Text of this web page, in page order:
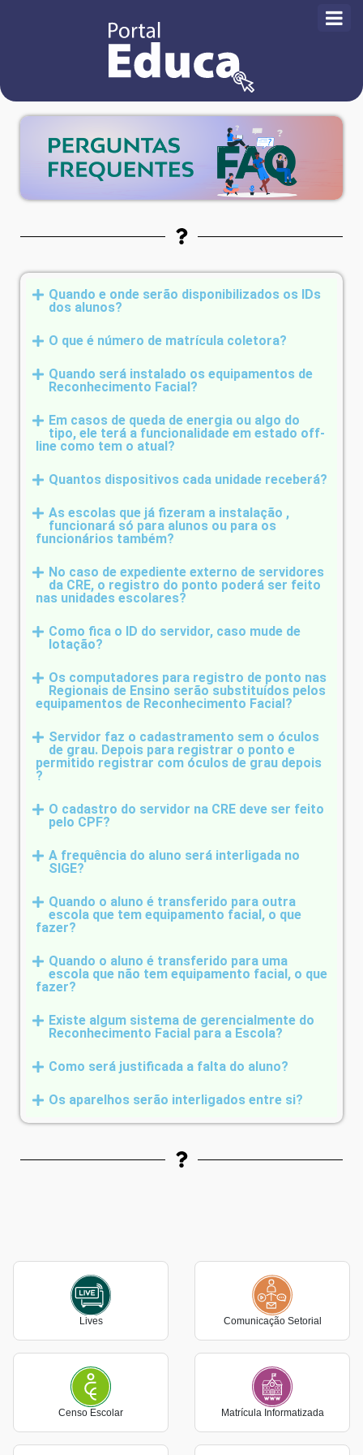
​Quando e onde serão disponibilizados os IDs
dos alunos?
O que é número de matrícula coletora?
Quando será instalado os equipamentos de
Reconhecimento Facial?
Em casos de queda de energia ou algo do
tipo, ele terá a funcionalidade em estado off-
line como tem o atual?
Quantos dispositivos cada unidade receberá?
As escolas que já fizeram a instalação ,
funcionará só para alunos ou para os
funcionários também?
No caso de expediente externo de servidores
da CRE, o registro do ponto poderá ser feito
nas unidades escolares?
Como fica o ID do servidor, caso mude de
lotação?
Os computadores para registro de ponto nas
Regionais de Ensino serão substituídos pelos
equipamentos de Reconhecimento Facial?
Servidor faz o cadastramento sem o óculos
de grau. Depois para registrar o ponto e
permitido registrar com óculos de grau depois
?
O cadastro do servidor na CRE deve ser feito
pelo CPF?
A frequência do aluno será interligada no
SIGE?
Quando o aluno é transferido para outra
escola que tem equipamento facial, o que
fazer?
Quando o aluno é transferido para uma
escola que não tem equipamento facial, o que
fazer?
Existe algum sistema de gerencialmente do
Reconhecimento Facial para a Escola?
Como será justificada a falta do aluno?
Os aparelhos serão interligados entre si?
Lives Comunicação Setorial
Censo Escolar Matrícula Informatizada